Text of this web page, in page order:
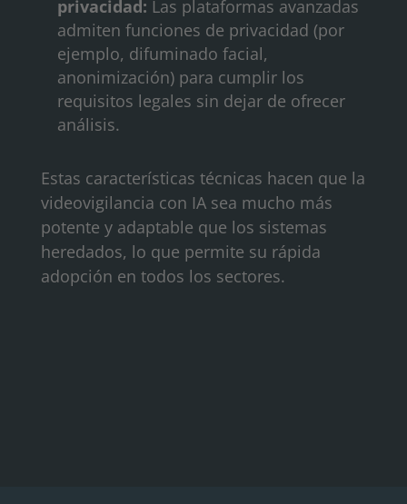
privacidad: Las plataformas avanzadas
admiten funciones de privacidad (por
ejemplo, difuminado facial,
anonimización) para cumplir los
requisitos legales sin dejar de ofrecer
análisis.
Estas características técnicas hacen que la
videovigilancia con IA sea mucho más
potente y adaptable que los sistemas
heredados, lo que permite su rápida
adopción en todos los sectores.